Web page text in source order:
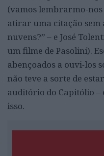
(vamos lembrarmo-
atirar uma citação sem
nuvens?” – e José
um filme de Pasolini).
abençoados a ouvi-los
não teve a sorte de
auditório do Capitólio –
isso.